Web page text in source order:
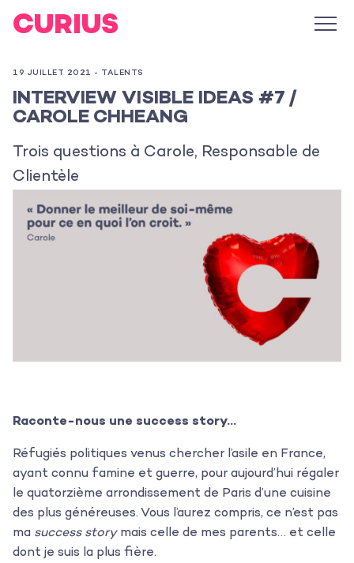
19 JUILLET 2021 - TALENTS
INTERVIEW VISIBLE IDEAS #7 /
CAROLE CHHEANG
Trois questions à Carole, Responsable de
Clientèle
Raconte-nous une success story…
Réfugiés politiques venus chercher l’asile en France,
ayant connu famine et guerre, pour aujourd’hui régaler
le quatorzième arrondissement de Paris d’une cuisine
des plus généreuses. Vous l’aurez compris, ce n’est pas
ma success storymais celle de mes parents… et celle
dont je suis la plus fière.